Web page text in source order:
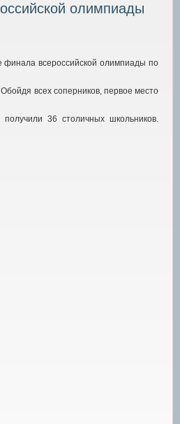
олимпиады
финала всероссийской олимпиады по
Обойдя всех соперников, первое место
36 столичных школьников.